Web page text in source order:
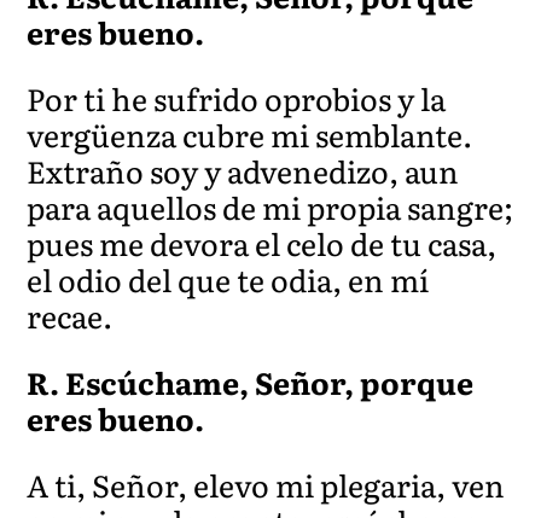
eres bueno.
Por ti he sufrido oprobios y la
vergüenza cubre mi semblante.
Extraño soy y advenedizo, aun
para aquellos de mi propia sangre;
pues me devora el celo de tu casa,
el odio del que te odia, en mí
recae.
R. Escúchame, Señor, porque
eres bueno.
A ti, Señor, elevo mi plegaria, ven